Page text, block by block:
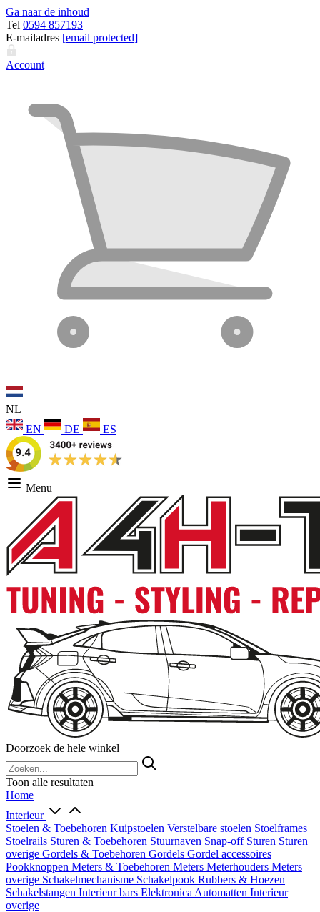
Ga naar de inhoud
Tel 0594 857193
E-mailadres [email protected]
Account
NL
EN
DE ES
Menu
Doorzoek de hele winkel
Toon alle resultaten
Home
Interieur
Stoelen & Toebehoren Kuipstoelen Verstelbare stoelen Stoelframes
Stoelrails Sturen & Toebehoren Stuurnaven Snap-off Sturen Sturen
overige Gordels & Toebehoren Gordels Gordel accessoires
Pookknoppen Meters & Toebehoren Meters Meterhouders Meters
overige Schakelmechanisme Schakelpook Rubbers & Hoezen
Schakelstangen Interieur bars Elektronica Automatten Interieur
overige